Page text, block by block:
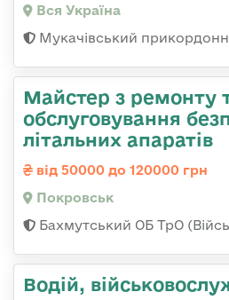
Вся Україна
Мукачівський
Майстер з ремонту
обслуговування
літальних апаратів
від 50000 до 120000 грн
Покровськ
Бахмутський ОБ ТрО
Водій,